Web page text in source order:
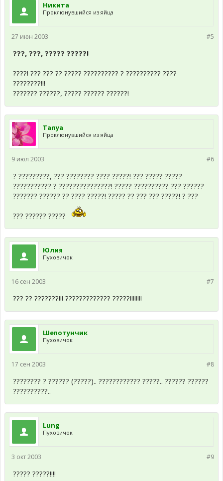
Никита
Проклюнувшийся из яйца
#5
27 июн 2003
???, ???, ????? ?????!
????! ??? ??? ?? ????? ?????????? ? ?????????? ????
????????!!!
??????? ??????, ????? ?????? ??????!
Tanya
Проклюнувшийся из яйца
#6
9 июл 2003
? ?????????, ??? ???????? ???? ?????! ??? ????? ?????
??????????? ? ???????????????! ????? ?????????? ??? ??????
??????? ?????? ?? ???? ?????! ????? ?? ??? ??? ?????! ? ???
??? ?????? ?????
Юлия
Пуховичок
#7
16 сен 2003
??? ?? ???????!!! ????????????? ?????!!!!!!!!
Шепотунчик
Пуховичок
#8
17 сен 2003
???????? ? ?????? (?????).. ???????????? ?????.. ?????? ??????
??????????..
Lung
Пуховичок
#9
3 окт 2003
????? ?????!!!!